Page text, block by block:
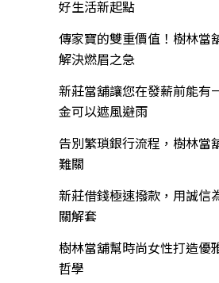
好生活新起點
傳家寶的雙重價值！樹林當
解決燃眉之急
新莊當舖讓您在發薪前能有
金可以遮風避雨
告別繁瑣銀行流程，樹林當
難關
新莊借錢極速撥款，用誠信
關解套
樹林當舖幫時尚女性打造優
哲學